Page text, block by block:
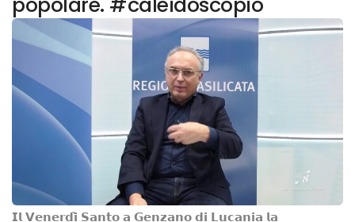
𝗜𝗹 𝗩𝗲𝗻𝗲𝗿𝗱𝗶̀ 𝗦𝗮𝗻𝘁𝗼 𝗮 𝗚𝗲𝗻𝘇𝗮𝗻𝗼 𝗱𝗶 𝗟𝘂𝗰𝗮𝗻𝗶𝗮 𝗹𝗮